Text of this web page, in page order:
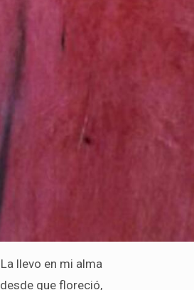
La llevo en mi alma
desde que floreció,